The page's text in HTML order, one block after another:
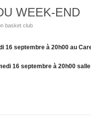
WEEK-END
basket club
16 septembre à 20h00 au
16 septembre à 20h00